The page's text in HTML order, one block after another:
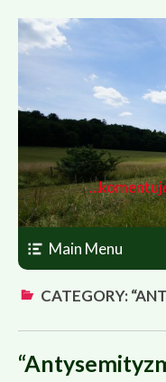
Main Menu
CATEGORY: